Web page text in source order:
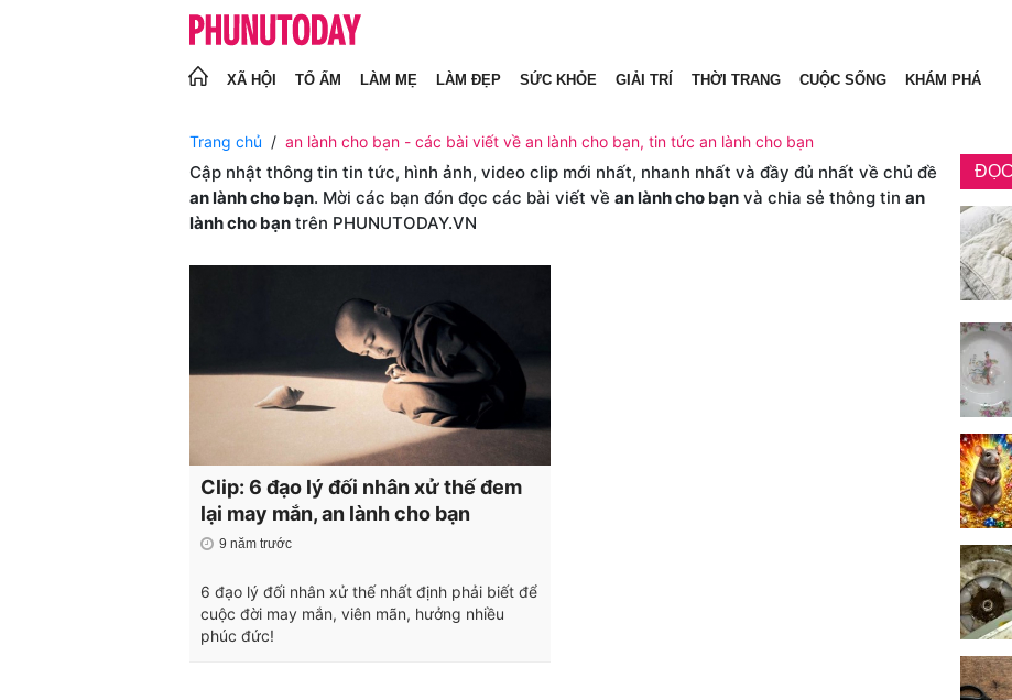
XÃ HỘI TỔ ẤM LÀM MẸ LÀM ĐẸP SỨC KHỎE GIẢI TRÍ THỜI TRANG CUỘC SỐNG KHÁM PHÁ
Trang chủ an lành cho bạn - các bài viết về an lành cho bạn, tin tức an lành cho bạn
Cập nhật thông tin tin tức, hình ảnh, video clip mới nhất, nhanh nhất và đầy đủ nhất về chủ đề
an lành cho bạn. Mời các bạn đón đọc các bài viết về an lành cho bạn và chia sẻ thông tin an
lành cho bạn trên PHUNUTODAY.VN
Clip: 6 đạo lý đối nhân xử thế đem
lại may mắn, an lành cho bạn
9 năm trước
6 đạo lý đối nhân xử thế nhất định phải biết để
cuộc đời may mắn, viên mãn, hưởng nhiều
phúc đức!